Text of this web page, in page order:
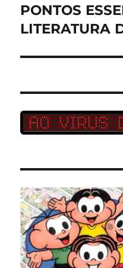
Próximo
post:
PONTOS
LITERATURA